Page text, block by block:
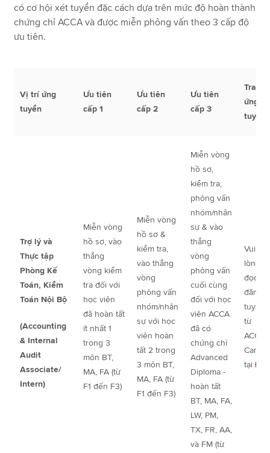
có cơ hội xét tuyển đặc cách dựa trên mức độ hoàn thành
chứng chỉ ACCA và được miễn phỏng vấn theo 3 cấp độ
ưu tiên.
Vị trí ứng
tuyển
Ưu tiên
cấp 1
Ưu tiên
cấp 2
Ưu tiên
cấp 3
Trang
ứng
tuyển
Trợ lý và
Thực tập
Phòng Kế
Toán, Kiểm
Toán Nội Bộ
(Accounting
& Internal
Audit
Associate/
Intern)
Miễn vòng
hồ sơ, vào
thẳng
vòng kiểm
tra đối với
học viên
đã hoàn tất
ít nhất 1
trong 3
môn BT,
MA, FA (từ
F1 đến F3)
Miễn vòng
hồ sơ &
kiểm tra,
vào thẳng
vòng
phỏng vấn
nhóm/nhân
sự với học
viên hoàn
tất 2 trong
3 môn BT,
MA, FA (từ
F1 đến F3)
Miễn vòng
hồ sơ,
kiểm tra,
phỏng vấn
nhóm/nhân
sự & vào
thẳng
vòng
phỏng vấn
cuối cùng
đối với học
viên ACCA
đã có
chứng chỉ
Advanced
Diploma -
hoàn tất
BT, MA, FA,
LW, PM,
TX, FR, AA,
và FM (từ
Vui
lòng
đọc tin
đăng
tuyển
từ
ACCA
tạiĐây